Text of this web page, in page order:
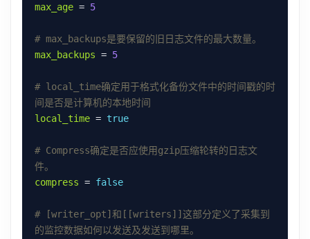
max_age = 5
# max_backups是要保留的旧日志文件的最大数量。
max_backups = 5
# local_time确定用于格式化备份文件中的时间戳的时
间是否是计算机的本地时间
local_time = true
# Compress确定是否应使用gzip压缩轮转的日志文
件。
compress = false
# [writer_opt]和[[writers]]这部分定义了采集到
的监控数据如何以发送及发送到哪里。